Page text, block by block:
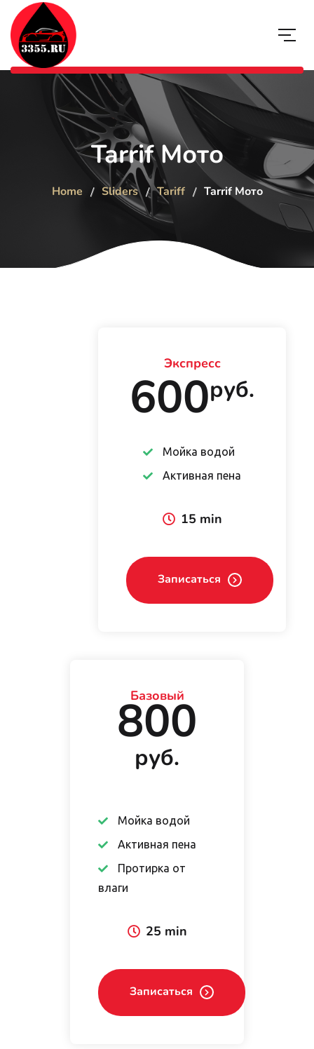
Tarrif Мото
Home Sliders Tariff Tarrif Мото
Экспресс
600руб.
Мойка водой
Активная пена
15 min
Записаться
Базовый
800
руб.
Мойка водой
Активная пена
Протирка от
влаги
25 min
Записаться